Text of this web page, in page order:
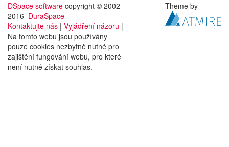
DSpace software copyright © 2002-
2016 DuraSpace
Kontaktujte nás | Vyjádření názoru |
Na tomto webu jsou používány
pouze cookies nezbytně nutné pro
zajištění fungování webu, pro které
není nutné získat souhlas.
Theme by